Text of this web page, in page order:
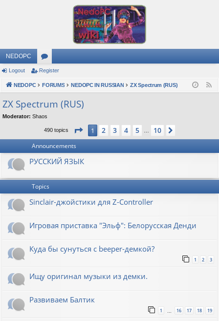
NEDOPC
or
u
s
Logout Register
NEDOPC FORUMS NEDOPC IN RUSSIAN ZX Spectrum (RUS)
ZX Spectrum (RUS)
Moderator: Shaos
490 topics Page 1of10
1 2 3 4 5 10
Announcements
РУССКИЙ ЯЗЫК
Topics
Sinclair-джойстики для Z-Controller
Игровая приставка "Эльф": Белорусская Денди
Куда бы сунуться с beeper-демкой?
1 2 3
Ищу оригинал музыки из демки.
Развиваем Балтик
1 … 16 17 18 19